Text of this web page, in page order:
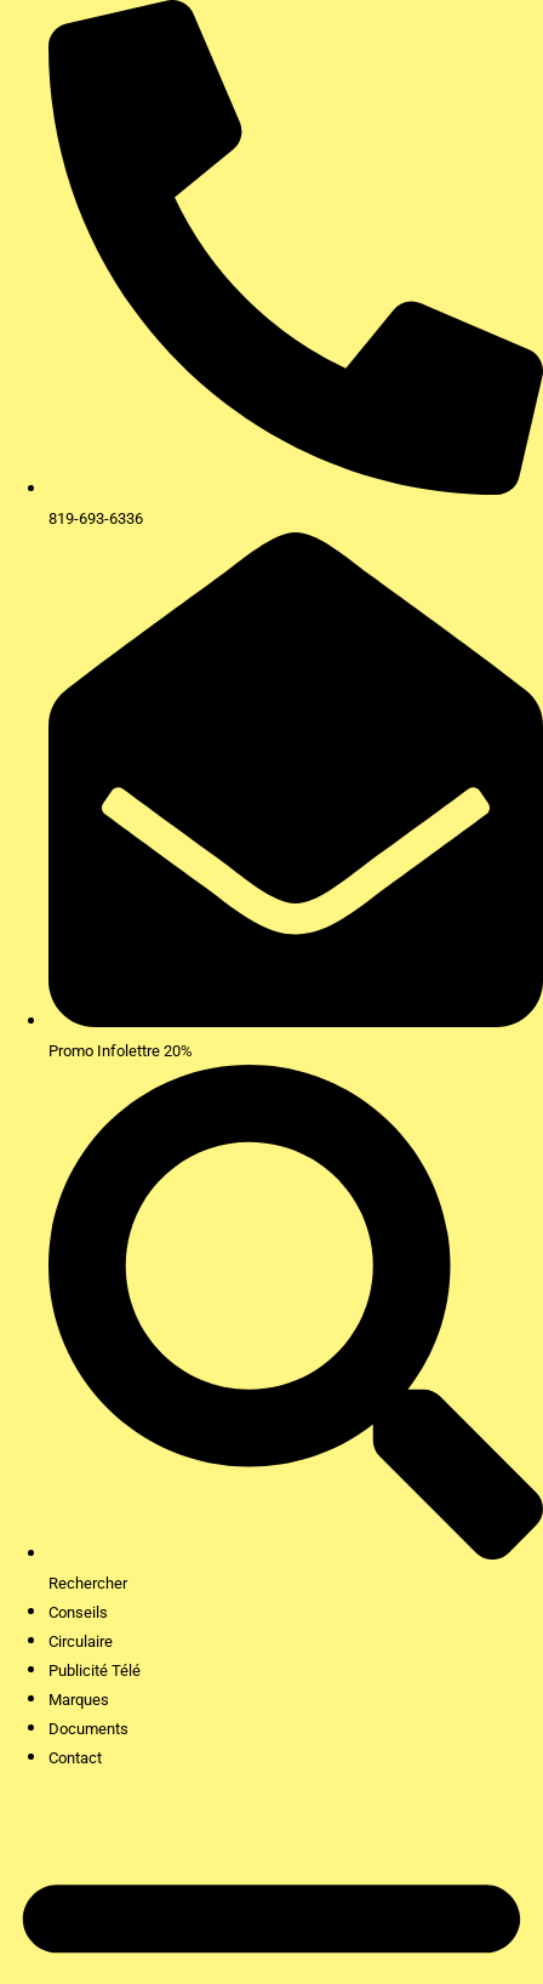
contenu
819-693-6336
Promo Infolettre 20%
Rechercher
Conseils
Circulaire
Publicité Télé
Marques
Documents
Contact